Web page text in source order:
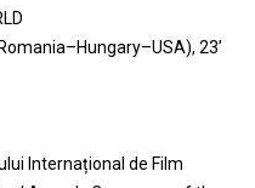
23’
Internațional de Film